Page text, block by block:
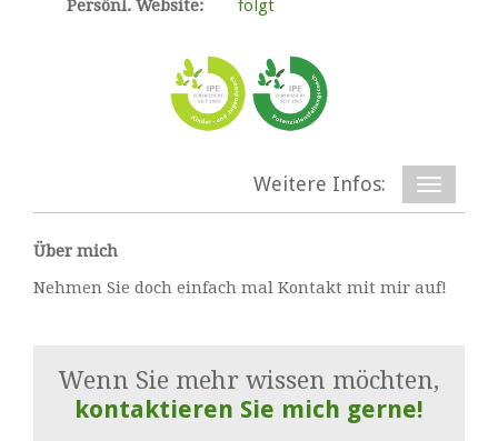
Persönl. Website: folgt
Weitere Infos:
Über mich
Nehmen Sie doch einfach mal Kontakt mit mir auf!
Wenn Sie mehr wissen möchten,
kontaktieren Sie mich gerne!